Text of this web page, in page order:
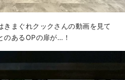
きまぐれクックさんの動画を見て
のあるOPの扉が…！